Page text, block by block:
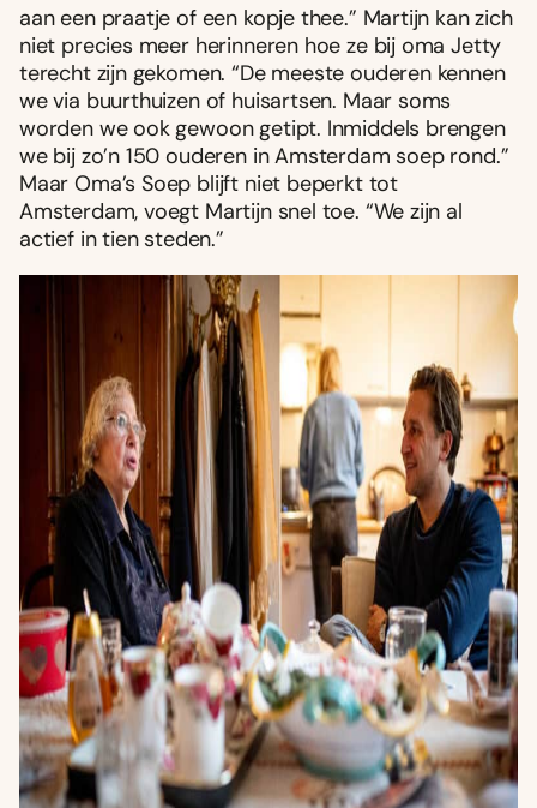
aan een praatje of een kopje thee.” Martijn kan zich
niet precies meer herinneren hoe ze bij oma Jetty
terecht zijn gekomen. “De meeste ouderen kennen
we via buurthuizen of huisartsen. Maar soms
worden we ook gewoon getipt. Inmiddels brengen
we bij zo’n 150 ouderen in Amsterdam soep rond.”
Maar Oma’s Soep blijft niet beperkt tot
Amsterdam, voegt Martijn snel toe. “We zijn al
actief in tien steden.”